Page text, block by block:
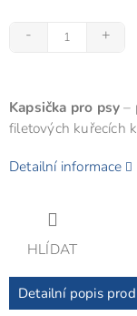
Kapsička pro psy–
filetových kuřecích
Detailní informace
HLÍDAT
Detailní popis